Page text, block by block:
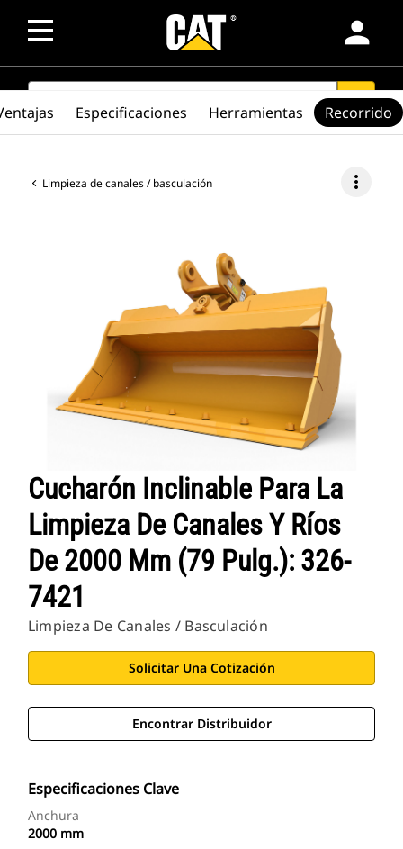
person
SEARCH search
Limpieza de canales / basculación more_vert
Cucharón Inclinable Para La
Limpieza De Canales Y Ríos
De 2000 Mm (79 Pulg.): 326-
7421
Limpieza De Canales / Basculación
Solicitar Una Cotización
Encontrar Distribuidor
Especificaciones Clave
Anchura
2000 mm
Especificaciones Herramientas Recorrido